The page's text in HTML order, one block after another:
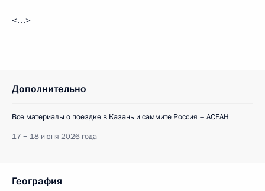
<…>
Дополнительно
Все материалы о поездке в Казань и саммите Россия – АСЕАН
17 − 18 июня 2026 года
География